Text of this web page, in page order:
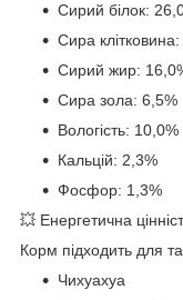
Сирий білок:
Сира
Сирий жир:
Сира зола: 6,5%
Вологість: 10,0%
Кальцій: 2,3%
Фосфор: 1,3%
💥 Енергетична
Корм підходить для
Чихуахуа